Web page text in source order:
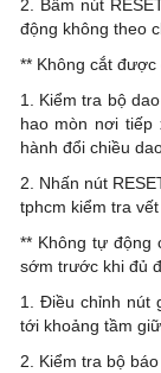
2. Bấm nút
động không theo
** Không cắt
1. Kiểm tra bộ
hao mòn nơi tiếp
hành đổi chiều
2. Nhấn nút
tphcm kiểm tra vết
** Không tự động
sớm trước khi đủ
1. Điều chỉnh nút
tới khoảng tầm
2. Kiểm tra bộ